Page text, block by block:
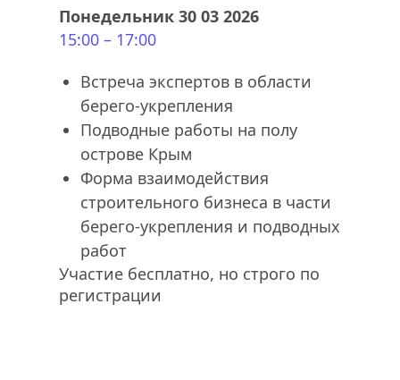
Понедельник 30 03 2026
15:00 – 17:00
Встреча экспертов в области
берего-укрепления
Подводные работы на полу
острове Крым
Форма взаимодействия
строительного бизнеса в части
берего-укрепления и подводных
работ
Участие бесплатно, но строго по
регистрации